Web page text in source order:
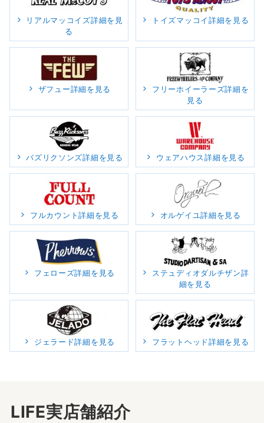
リアルマッコイズ詳細を見
る
トイズマッコイ詳細を見る
ザフュー詳細を見る
フリーホイーラーズ詳細を
見る
バズリクソンズ詳細を見る ウェアハウス詳細を見る
フルカウント詳細を見る オルゲイユ詳細を見る
フェローズ詳細を見る
ステュディオダルチザン詳
細を見る
ジェラード詳細を見る フラットヘッド詳細を見る
LIFE実店舗紹介